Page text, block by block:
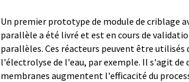
Un premier prototype de module de criblage
parallèle a été livré et est en cours de
parallèles. Ces réacteurs peuvent être
l'électrolyse de l'eau, par exemple. Il s'agit
membranes augmentent l'efficacité du